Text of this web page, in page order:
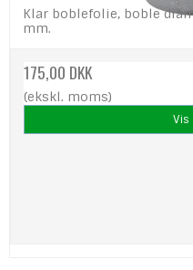
Klar boblefolie, boble
mm.
175,00 DKK
(ekskl. moms)
Vis